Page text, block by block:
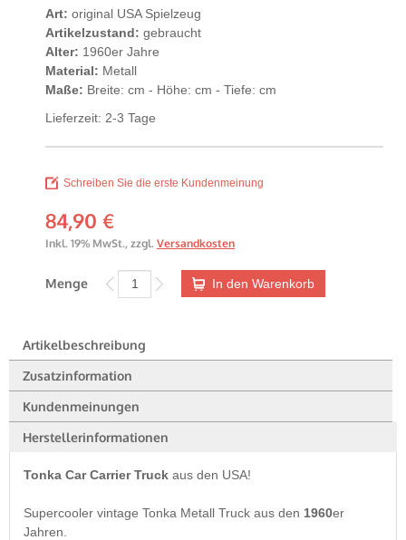
Art: original USA Spielzeug
Artikelzustand: gebraucht
Alter: 1960er Jahre
Material: Metall
Maße: Breite: cm - Höhe: cm - Tiefe: cm
Lieferzeit: 2-3 Tage
Schreiben Sie die erste Kundenmeinung
84,90 €
Inkl. 19% MwSt., zzgl. Versandkosten
Menge In den Warenkorb
Artikelbeschreibung
Zusatzinformation
Kundenmeinungen
Herstellerinformationen
Tonka Car Carrier Truck aus den USA!
Supercooler vintage Tonka Metall Truck aus den 1960er
Jahren.